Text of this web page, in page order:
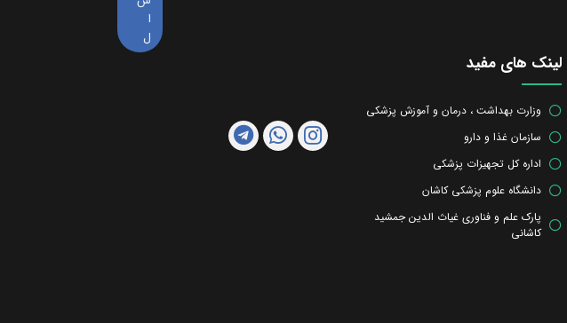
لینک های مفید
وزارت بهداشت ، درمان و آموزش پزشکی
سازمان غذا و دارو
اداره کل تجهیزات پزشکی
دانشگاه علوم پزشکی کاشان
پارک علم و فناوری غیاث الدین جمشید
کاشانی